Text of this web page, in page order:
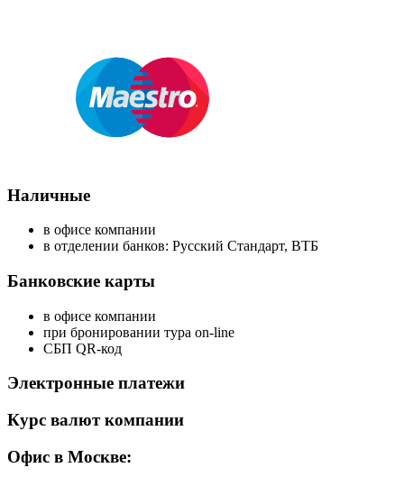
Наличные
в офисе компании
в отделении банков: Русский Стандарт, ВТБ
Банковские карты
в офисе компании
при бронировании тура on-line
СБП QR-код
Электронные платежи
Курс валют компании
Офис в Москве: